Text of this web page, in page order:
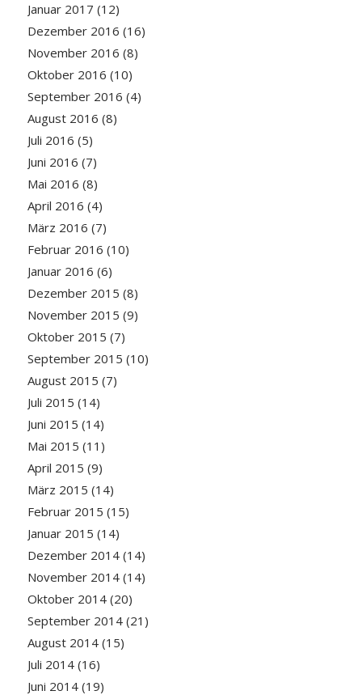
Januar 2017 (12)
Dezember 2016 (16)
November 2016 (8)
Oktober 2016 (10)
September 2016 (4)
August 2016 (8)
Juli 2016 (5)
Juni 2016 (7)
Mai 2016 (8)
April 2016 (4)
März 2016 (7)
Februar 2016 (10)
Januar 2016 (6)
Dezember 2015 (8)
November 2015 (9)
Oktober 2015 (7)
September 2015 (10)
August 2015 (7)
Juli 2015 (14)
Juni 2015 (14)
Mai 2015 (11)
April 2015 (9)
März 2015 (14)
Februar 2015 (15)
Januar 2015 (14)
Dezember 2014(14)
November 2014(14)
Oktober 2014(20)
September 2014(21)
August 2014(15)
Juli 2014(16)
Juni 2014(19)